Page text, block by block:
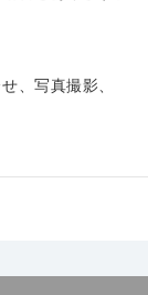
、写真撮影、